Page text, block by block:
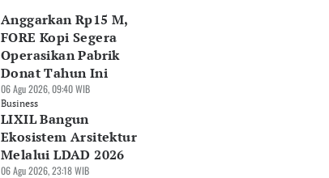
Anggarkan Rp15 M,
FORE Kopi Segera
Operasikan Pabrik
Donat Tahun Ini
06 Agu 2026, 09:40 WIB
Business
LIXIL Bangun
Ekosistem Arsitektur
Melalui LDAD 2026
06 Agu 2026, 23:18 WIB